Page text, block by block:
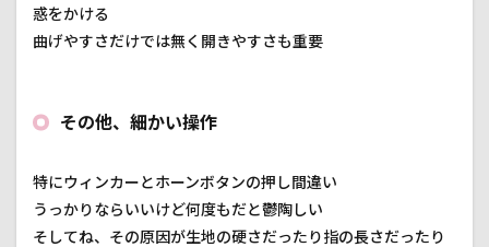
惑をかける
曲げやすさだけでは無く開きやすさも重要
その他、細かい操作
特にウィンカーとホーンボタンの押し間違い
うっかりならいいけど何度もだと鬱陶しい
そしてね、その原因が生地の硬さだったり指の長さだったり